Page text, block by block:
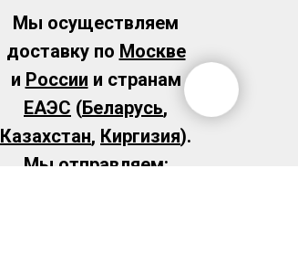
Мы осуществляем
доставку по Москве
и России и странам
ЕАЭС (Беларусь,
Казахстан, Киргизия).
Мы отправляем: